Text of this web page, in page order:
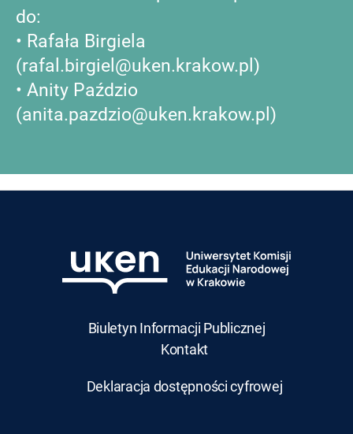
do:
• Rafała Birgiela
(rafal.birgiel@uken.krakow.pl)
• Anity Paździo
(anita.pazdzio@uken.krakow.pl)
Biuletyn Informacji Publicznej
Kontakt
Deklaracja dostępności cyfrowej